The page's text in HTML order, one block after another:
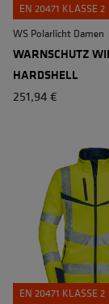
EN 20471 KLASSE 2
WS Polarlicht Damen
WARNSCHUTZ
HARDSHELL
251,94 €
EN 20471 KLASSE 2